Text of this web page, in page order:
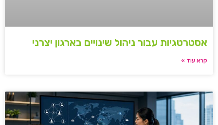
אסטרטגיות עבור ניהול שינויים בארגון יצרני
קרא עוד »